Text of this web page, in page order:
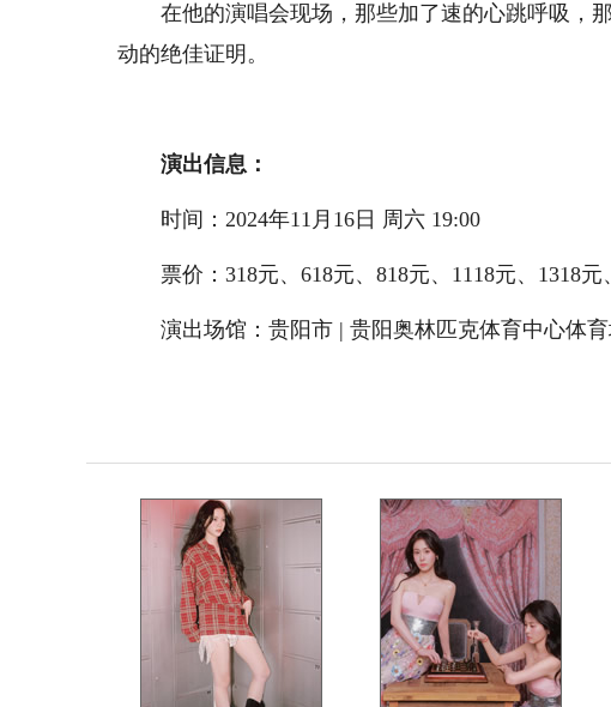
在他的演唱会现场，那些加了速的心跳呼吸，
动的绝佳证明。
演出信息：
时间：2024年11月16日 周六 19:00
票价：318元、618元、818元、1118元、1318元
演出场馆：贵阳市 | 贵阳奥林匹克体育中心体育